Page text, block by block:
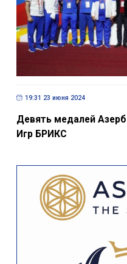
19:31 23 июня 2024
Девять медалей
Игр БРИКС